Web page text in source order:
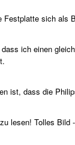
Festplatte sich als
ich einen
ist, dass die
lesen! Tolles